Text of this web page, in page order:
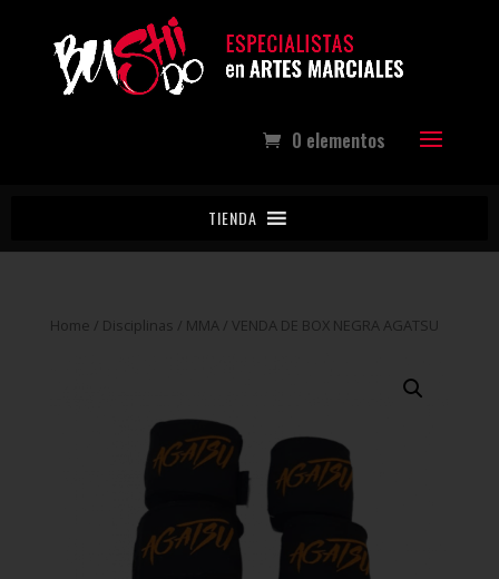
0 elementos
TIENDA
Home / Disciplinas / MMA/ VENDA DE BOX NEGRA AGATSU